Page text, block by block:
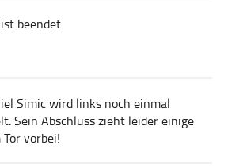
beendet
Simic wird links noch einmal
Sein Abschluss zieht leider einige
vorbei!